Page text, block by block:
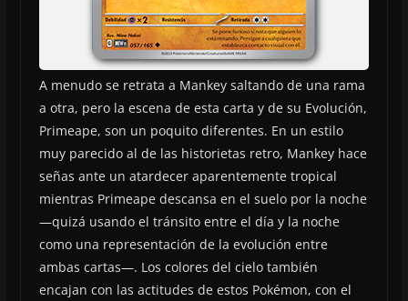
A menudo se retrata a Mankey saltando de una rama
a otra, pero la escena de esta carta y de su Evolución,
Primeape, son un poquito diferentes. En un estilo
muy parecido al de las historietas retro, Mankey hace
señas ante un atardecer aparentemente tropical
mientras Primeape descansa en el suelo por la noche
—quizá usando el tránsito entre el día y la noche
como una representación de la evolución entre
ambas cartas—. Los colores del cielo también
encajan con las actitudes de estos Pokémon, con el